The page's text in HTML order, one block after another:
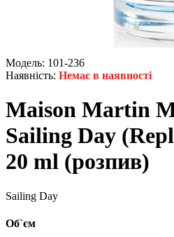
Модель: 101-236
Наявність: Немає в наявності
Maison Martin
Sailing Day
20 ml (розпив)
Sailing Day
Об`єм